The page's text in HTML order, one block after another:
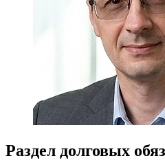
Раздел долговых